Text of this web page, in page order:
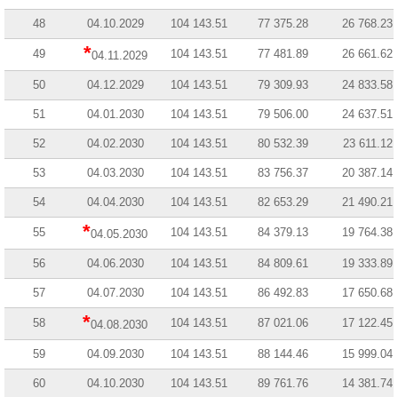
48 04.10.2029 104 143.51 77 375.28 26 768.23
49 *04.11.2029 104 143.51 77 481.89 26 661.62
50 04.12.2029 104 143.51 79 309.93 24 833.58
51 04.01.2030 104 143.51 79 506.00 24 637.51
52 04.02.2030 104 143.51 80 532.39 23 611.12
53 04.03.2030 104 143.51 83 756.37 20 387.14
54 04.04.2030 104 143.51 82 653.29 21 490.21
55 *04.05.2030 104 143.51 84 379.13 19 764.38
56 04.06.2030 104 143.51 84 809.61 19 333.89
57 04.07.2030 104 143.51 86 492.83 17 650.68
58 *04.08.2030 104 143.51 87 021.06 17 122.45
59 04.09.2030 104 143.51 88 144.46 15 999.04
60 04.10.2030 104 143.51 89 761.76 14 381.74